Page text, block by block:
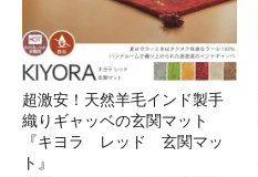
超激安！天然羊毛インド製手
織りギャッベの玄関マット
『キヨラ レッド 玄関マッ
ト』